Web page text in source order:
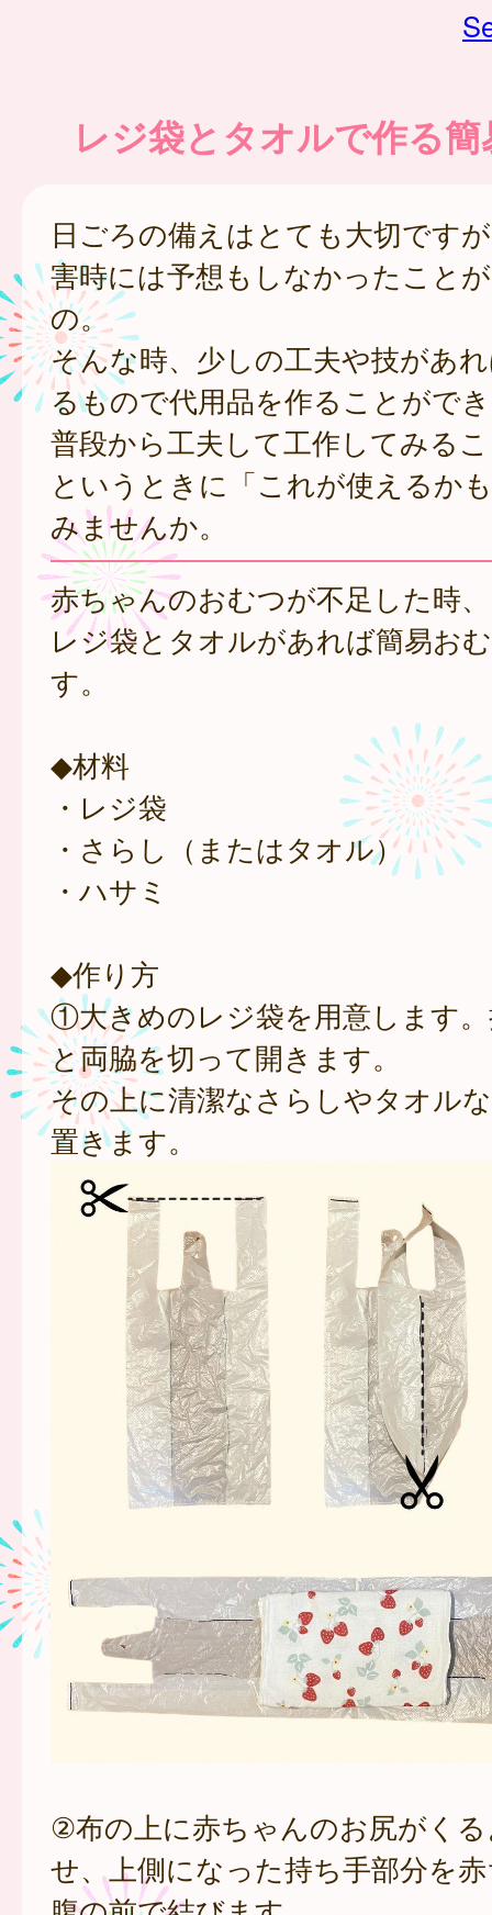
レジ袋とタオルで作る
日ごろの備えはとても大切です
害時には予想もしなかったこと
の。
そんな時、少しの工夫や技があ
るもので代用品を作ることがで
普段から工夫して工作してみる
というときに「これが使えるか
みませんか。
赤ちゃんのおむつが不足した時
レジ袋とタオルがあれば簡易お
す。
◆材料
・レジ袋
・さらし（またはタオル）
・ハサミ
◆作り方
①大きめのレジ袋を用意します
と両脇を切って開きます。
その上に清潔なさらしやタオル
置きます。
②布の上に赤ちゃんのお尻がく
せ、上側になった持ち手部分を